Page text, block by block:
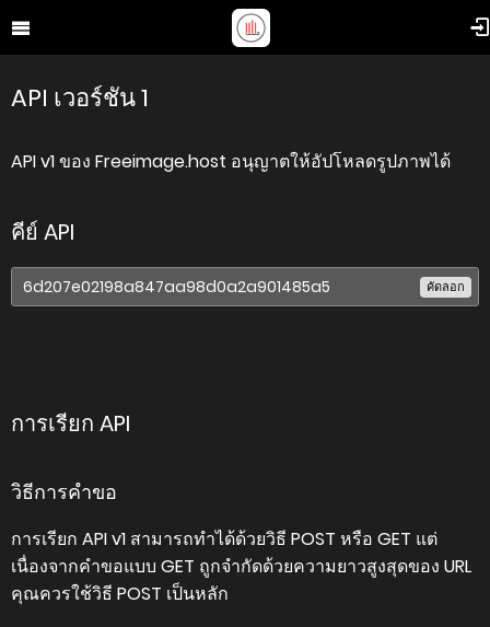
API เวอร์ชัน 1
API v1 ของ Freeimage.host อนุญาตให้อัปโหลดรูปภาพได้
คีย์ API
คัดลอก
การเรียก API
วิธีการคำขอ
การเรียก API v1 สามารถทำได้ด้วยวิธี POST หรือ GET แต่
เนื่องจากคำขอแบบ GET ถูกจำกัดด้วยความยาวสูงสุดของ URL
คุณควรใช้วิธี POST เป็นหลัก